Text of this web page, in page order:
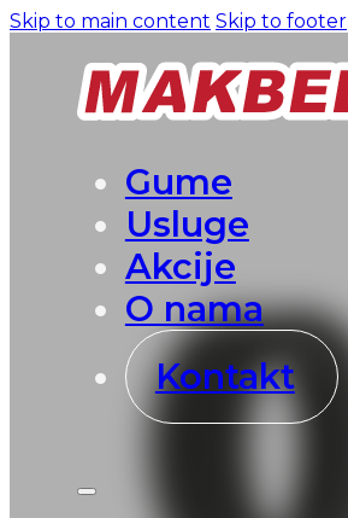
Skip to main content Skip to footer
Gume
Usluge
Akcije
O nama
Kontakt